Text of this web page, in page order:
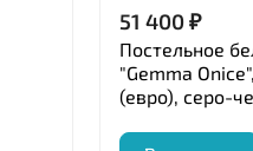
51 400₽
Постельное
"Gemma
(евро), серо-